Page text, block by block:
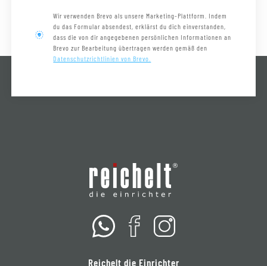
Wir verwenden Brevo als unsere Marketing-Plattform. Indem
du das Formular absendest, erklärst du dich einverstanden,
dass die von dir angegebenen persönlichen Informationen an
Brevo zur Bearbeitung übertragen werden gemäß den
Datenschutzrichtlinien von Brevo.
Reichelt die Einrichter